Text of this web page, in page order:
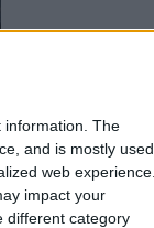
information. The
and is mostly used
web experience.
impact your
different category